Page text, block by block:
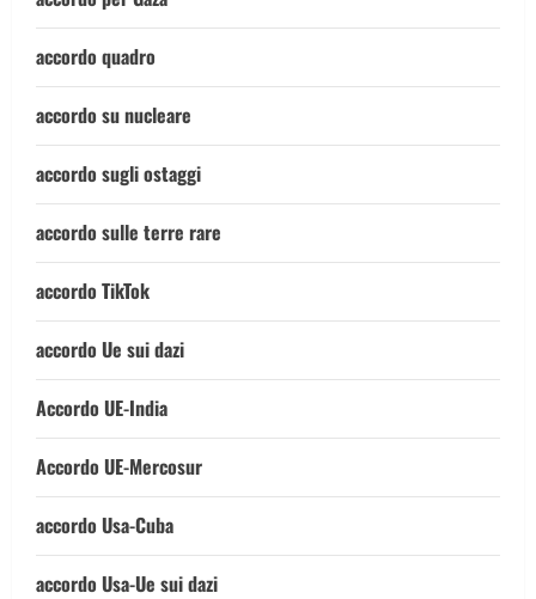
accordo quadro
accordo su nucleare
accordo sugli ostaggi
accordo sulle terre rare
accordo TikTok
accordo Ue sui dazi
Accordo UE-India
Accordo UE-Mercosur
accordo Usa-Cuba
accordo Usa-Ue sui dazi